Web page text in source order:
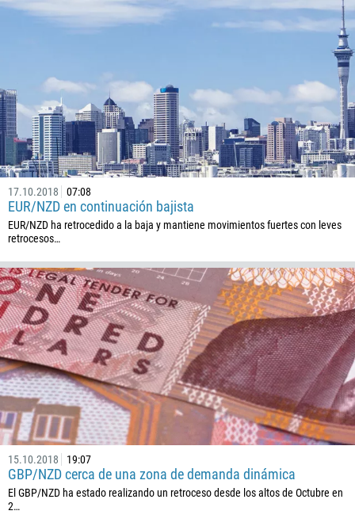
17.10.2018 07:08
EUR/NZD en continuación bajista
EUR/NZD ha retrocedido a la baja y mantiene movimientos fuertes con leves
retrocesos…
15.10.2018 19:07
GBP/NZD cerca de una zona de demanda dinámica
El GBP/NZD ha estado realizando un retroceso desde los altos de Octubre en
2…
1268
54
374
297
61
43
994
973
880
1246
375
32
501
229
1441
975
591
Escribe tu comentario, si es necesario
PEDIR UNA LLAMADA